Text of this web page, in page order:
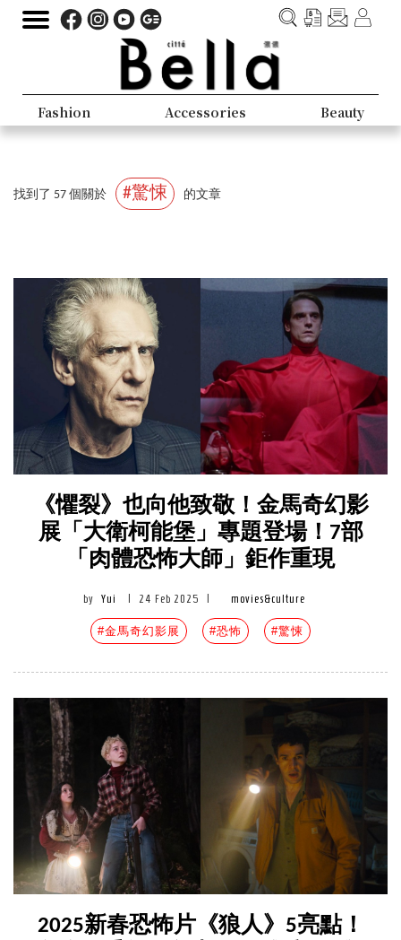
Fashion Accessories Beauty
找到了 57 個關於 #驚悚 的文章
《懼裂》也向他致敬！金馬奇幻影
展「大衛柯能堡」專題登場！7部
「肉體恐怖大師」鉅作重現
by Yui 24 Feb 2025 movies&culture
#金馬奇幻影展 #恐怖 #驚悚
2025新春恐怖片《狼人》5亮點！